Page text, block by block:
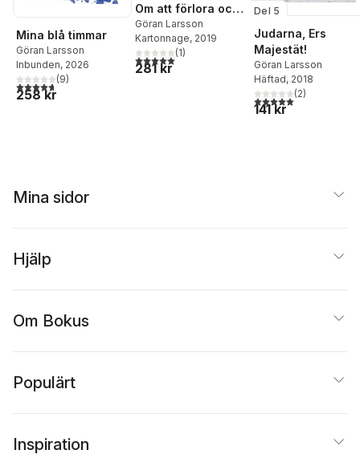
Mina blå timmar
Göran Larsson
Inbunden, 2026
4,7utav 5 stjärnor. Totalt antal röster:
(9)
258 kr
Om att förlora och
börja om på nytt
Göran Larsson
Kartonnage, 2019
5,0utav 5 stjärnor. Totalt antal röster:
(1)
281 kr
Del 5
Judarna, Ers
Majestät!
Göran Larsson
Häftad, 2018
5,0utav 5 stjärnor.
(2)
141 kr
Mina sidor
Hjälp
Om Bokus
Populärt
Inspiration